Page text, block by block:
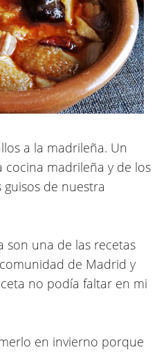
a la madrileña. Un
madrileña y de los
de nuestra
son una de las recetas
de Madrid y
no podía faltar en mi
en invierno porque